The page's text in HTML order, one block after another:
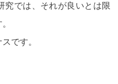
究では、それが良いとは限
です。